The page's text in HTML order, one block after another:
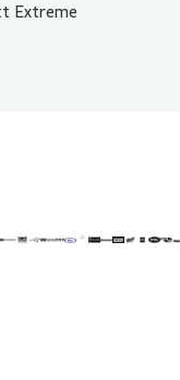
Extreme